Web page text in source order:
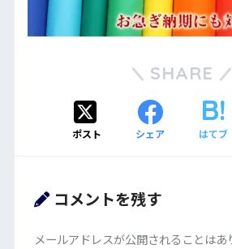
SHARE
ポスト シェア はてブ
コメントを残す
メールアドレスが公開されることはあ